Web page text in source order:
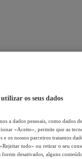
os seus dados
a dados pessoais, como dados
«Aceito», permite que as
os nossos parceiros tratamos
tudo» ou retirar o seu
forem desativados, alguns